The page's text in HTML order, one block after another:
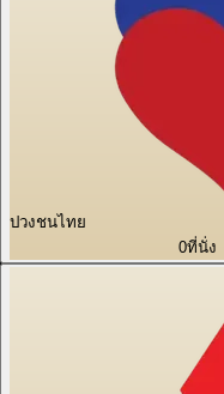
ปวงชนไทย
0ที่นั่ง